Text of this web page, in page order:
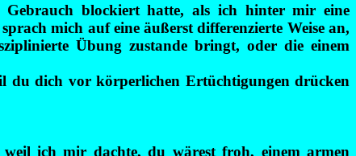
Gebrauch blockiert hatte, als ich hinter mir eine
mich auf eine äußerst differenzierte Weise an,
Übungzustande bringt, oder die einem
du dich vor körperlichen Ertüchtigungen drücken
ich mir dachte, du wärest froh, einem armen